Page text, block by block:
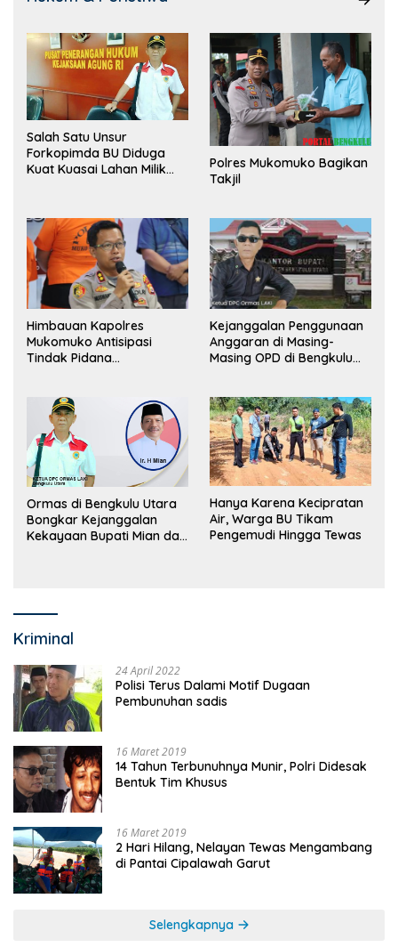
Salah Satu Unsur
Forkopimda BU Diduga
Kuat Kuasai Lahan Milik
Polres Mukomuko Bagikan
Takjil
Himbauan Kapolres
Mukomuko Antisipasi
Tindak Pidana
Kejanggalan Penggunaan
Anggaran di Masing-
Masing OPD di Bengkulu
Ormas di Bengkulu Utara
Bongkar Kejanggalan
Kekayaan Bupati Mian dan
Hanya Karena Kecipratan
Air, Warga BU Tikam
Pengemudi Hingga Tewas
Kriminal
24 April 2022
Polisi Terus Dalami Motif Dugaan
Pembunuhan sadis
16 Maret 2019
14 Tahun Terbunuhnya Munir, Polri Didesak
Bentuk Tim Khusus
16 Maret 2019
2 Hari Hilang, Nelayan Tewas Mengambang
di Pantai Cipalawah Garut
Selengkapnya